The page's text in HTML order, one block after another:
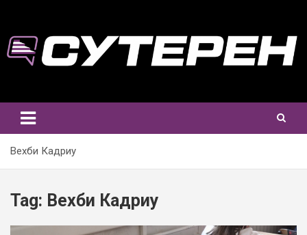
content
Вехби Кадриу
Tag: Вехби Кадриу